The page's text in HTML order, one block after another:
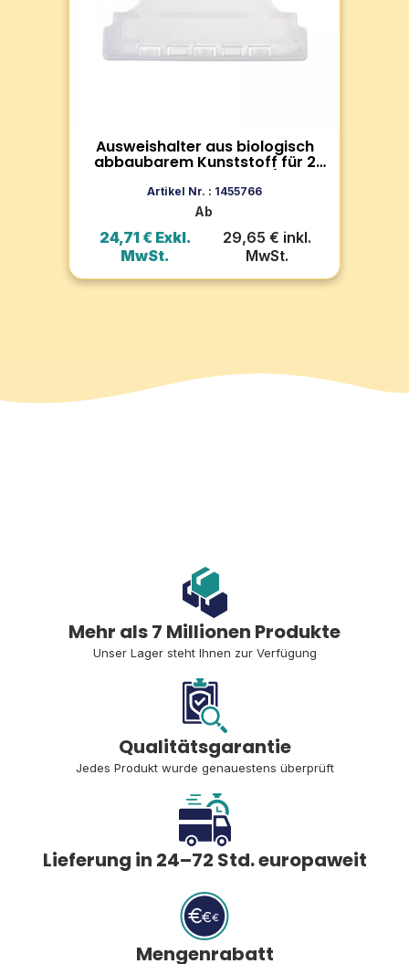
aus 100 % Kunststoff, umweltfreundlich
und recycelbar. Einfache Nutzung,
robust und BPA-frei. Doppellochung
Ausweishalter aus biologisch
abbaubarem Kunststoff für 2
Stück)
Artikel Nr. : 1455766
Ab
24,71 € Exkl.
MwSt.
29,65 € inkl.
MwSt.
Zum Produkt
In den Warenkorb
Mehr als 7 Millionen Produkte
Unser Lager steht Ihnen zur Verfügung
Qualitätsgarantie
Jedes Produkt wurde genauestens überprüft
Lieferung in 24–72 Std. europaweit
Mengenrabatt